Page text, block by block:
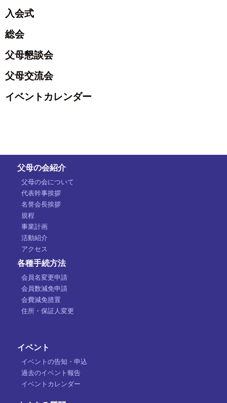
入会式
総会
父母懇談会
父母交流会
イベントカレンダー
父母の会紹介
父母の会について
代表幹事挨拶
名誉会長挨拶
規程
事業計画
活動紹介
アクセス
各種手続方法
会員名変更申請
会員数減免申請
会費減免措置
住所・保証人変更
イベント
イベントの告知・申込
過去のイベント報告
イベントカレンダー